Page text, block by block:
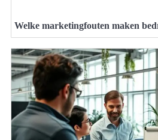
Welke marketingfouten maken